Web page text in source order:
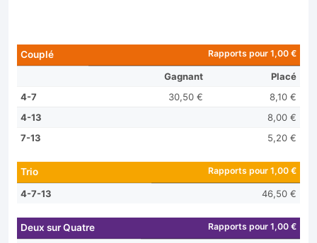
Couplé Rapports pour 1,00 €
Gagnant
Placé
4-7
30,50 €
8,10 €
4-13
8,00 €
7-13
5,20 €
Trio Rapports pour 1,00 €
4-7-13 46,50 €
Deux sur Quatre Rapports pour 1,00 €